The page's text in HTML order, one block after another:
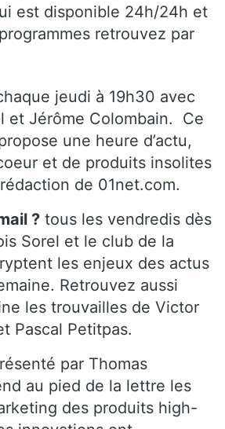
est disponible 24h/24h et
retrouvez par
jeudi à 19h30 avec
et Jérôme Colombain. Ce
une heure d’actu,
et de produits insolites
de 01net.com.
? tous les vendredis dès
Sorel et le club de la
les enjeux des actus
Retrouvez aussi
les trouvailles de Victor
Pascal Petitpas.
par Thomas
au pied de la lettre les
des produits high-